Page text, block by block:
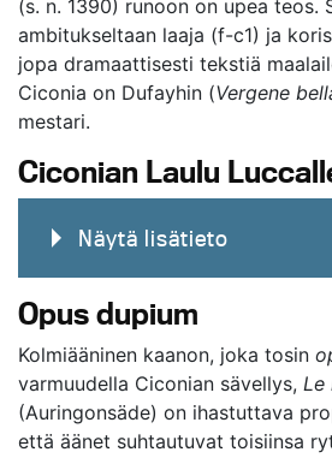
(s. n. 1390) runoon on upea teos.
ambitukseltaan laaja (f-c1) ja
jopa dramaattisesti tekstiä
Ciconia on Dufayhin (Vergene
mestari.
Ciconian Laulu
Näytä lisätieto
Opus dupium
Kolmiääninen kaanon, joka tosin
varmuudella Ciconian sävellys, Le
(Auringonsäde) on ihastuttava
että äänet suhtautuvat toisiinsa